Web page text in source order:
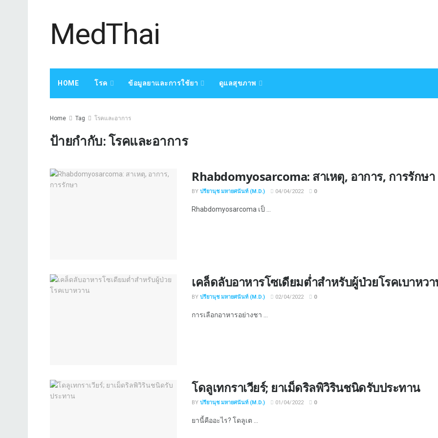
MedThai
HOME โรค ข้อมูลยาและการใช้ยา ดูแลสุขภาพ
Home Tag โรคและอาการ
ป้ายกำกับ: โรคและอาการ
Rhabdomyosarcoma: สาเหตุ, อาการ, การรักษา
BY ปรียานุช มหายศนันท์ (M.D.) 04/04/2022 0
Rhabdomyosarcoma เป็ ...
เคล็ดลับอาหารโซเดียมต่ำสำหรับผู้ป่วยโรคเบาหว
BY ปรียานุช มหายศนันท์ (M.D.) 02/04/2022 0
การเลือกอาหารอย่างชา ...
โดลูเทกราเวียร์; ยาเม็ดริลพิวิรินชนิดรับประทาน
BY ปรียานุช มหายศนันท์ (M.D.) 01/04/2022 0
ยานี้คืออะไร? โดลูเต ...